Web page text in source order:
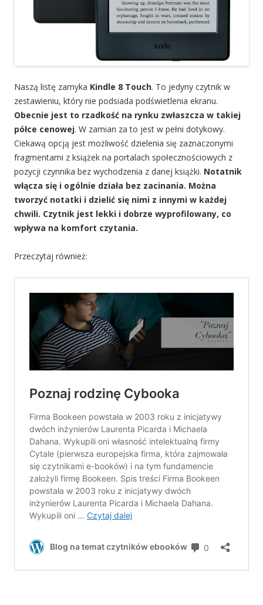
Naszą listę zamyka Kindle 8 Touch. To jedyny czytnik w
zestawieniu, który nie podsiada podświetlenia ekranu.
Obecnie jest to rzadkość na rynku zwłaszcza w takiej
półce cenowej. W zamian za to jest w pełni dotykowy.
Ciekawą opcją jest możliwość dzielenia się zaznaczonymi
fragmentami z książek na portalach społecznościowych z
pozycji czynnika bez wychodzenia z danej książki. Notatnik
włącza się i ogólnie działa bez zacinania. Można
tworzyć notatki i dzielić się nimi z innymi w każdej
chwili. Czytnik jest lekki i dobrze wyprofilowany, co
wpływa na komfort czytania.
Przeczytaj również: